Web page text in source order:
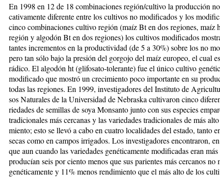
En 1998 en 12 de 18 combinaciones región/cul­ti­vo la producción
cativamente diferente entre los cul­ti­vos no modificados y los
cinco combina­cio­nes cul­­ti­vo región (maíz Bt en dos regiones, maíz
región y al­go­dón Bt en dos regiones) los cultivos mo­di­fi­ca­dos
tan­tes incre­men­tos en la produc­ti­vi­dad (de 5 a 30%) so­bre los no
pero tan só­lo bajo la presión del gorgo­jo del maíz europeo, el cual
rádico. El al­go­dón ht (glifosato-tole­rante) fue el úni­co cultivo
mo­di­fi­cado que mostró un crecimiento poco im­por­tan­te en su
to­das las regiones. En 1999, inves­ti­ga­do­res del Instituto de
sos Naturales de la Uni­ver­si­dad de Ne­braska cultivaron cinco
riedades de semillas de soya Mon­­san­to junto con sus especies
tradicionales más cercanas y las va­rie­dades tradicionales de más
miento; esto se llevó a ca­bo en cua­tro locali­dades del estado, tanto
secas como en campos irri­ga­dos. Los in­vestigadores en­con­­tra­ron,
que aun cuan­do las va­rie­da­des ge­néticamente modifi­cadas eran más
producían seis por cien­to me­nos que sus parientes más cer­ca­nos no
ge­né­ti­ca­­men­te y 11% menos rendimiento que el más al­to de los